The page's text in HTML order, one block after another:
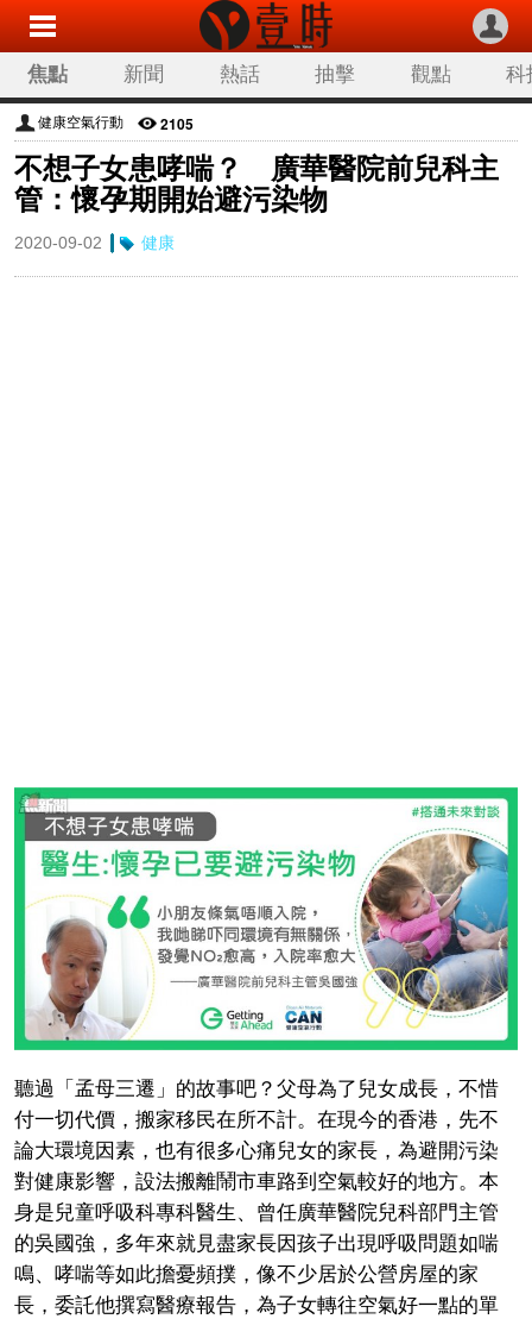
焦點 新聞 熱話 抽擊 觀點 科
健康空氣行動 2105
不想子女患哮喘？ 廣華醫院前兒科主
管：懷孕期開始避污染物
2020-09-02 健康
聽過「孟母三遷」的故事吧？父母為了兒女成長，不惜
付一切代價，搬家移民在所不計。在現今的香港，先不
論大環境因素，也有很多心痛兒女的家長，為避開污染
對健康影響，設法搬離鬧市車路到空氣較好的地方。本
身是兒童呼吸科專科醫生、曾任廣華醫院兒科部門主管
的吳國強，多年來就見盡家長因孩子出現呼吸問題如喘
鳴、哮喘等如此擔憂頻撲，像不少居於公營房屋的家
長，委託他撰寫醫療報告，為子女轉往空氣好一點的單